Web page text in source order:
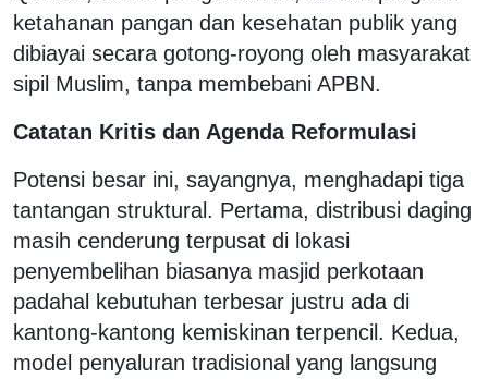
ketahanan pangan dan kesehatan publik yang
dibiayai secara gotong-royong oleh masyarakat
sipil Muslim, tanpa membebani APBN.
Catatan Kritis dan Agenda Reformulasi
Potensi besar ini, sayangnya, menghadapi tiga
tantangan struktural. Pertama, distribusi daging
masih cenderung terpusat di lokasi
penyembelihan biasanya masjid perkotaan
padahal kebutuhan terbesar justru ada di
kantong-kantong kemiskinan terpencil. Kedua,
model penyaluran tradisional yang langsung